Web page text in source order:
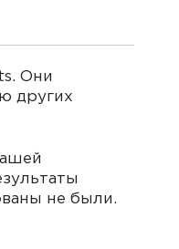
Они
других
не были.